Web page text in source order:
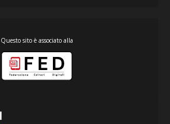
Questo sito è associato alla